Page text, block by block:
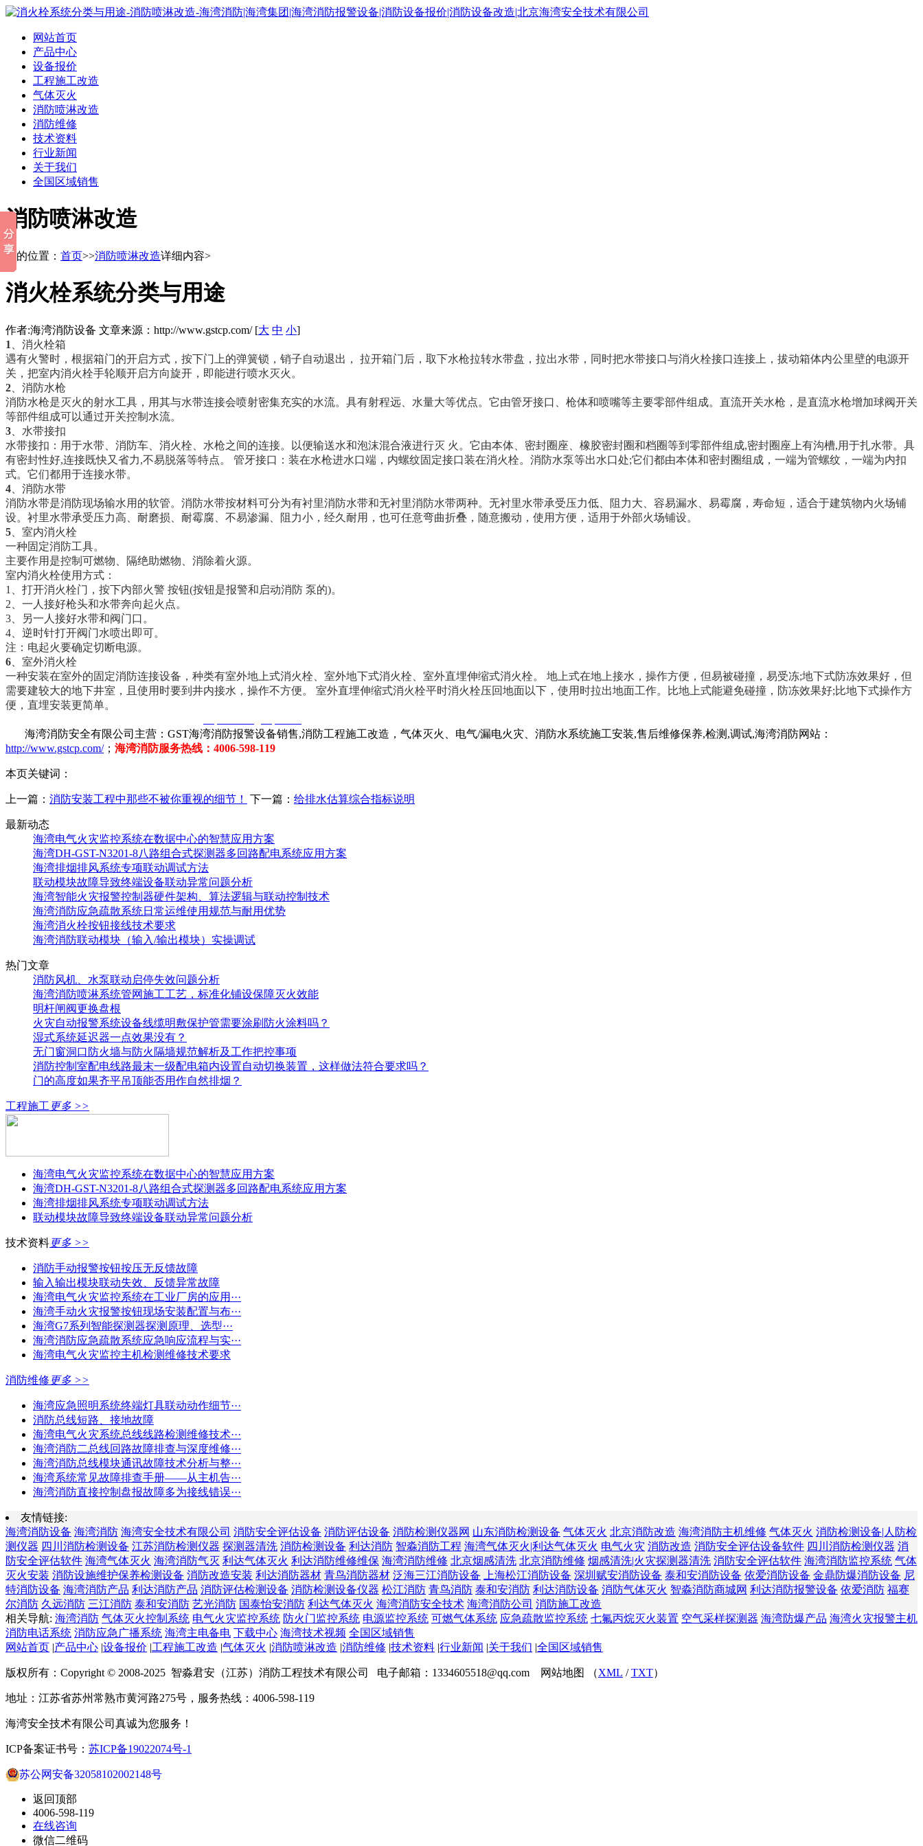
网站首页
产品中心
设备报价
工程施工改造
气体灭火
消防喷淋改造
消防维修
技术资料
行业新闻
关于我们
全国区域销售
消防喷淋改造
您的位置： 首页>>消防喷淋改造详细内容>
消火栓系统分类与用途
作者:海湾消防设备 文章来源：http://www.gstcp.com/ [大 中 小]
1
、消火栓箱
遇有火警时，根据箱门的开启方式，按下门上的弹簧锁，销子自动退出， 拉开箱门后，取下水枪拉转水带盘，拉出水带，同时把水带接口与消火栓接口连接上，拔动箱体内公里壁的电源开
关，把室内消火栓手轮顺开启方向旋开，即能进行喷水灭火。
2 、消防水枪
消防水枪是灭火的射水工具，用其与水带连接会喷射密集充实的水流。具有射程远、水量大等优点。它由管牙接口、枪体和喷嘴等主要零部件组成。直流开关水枪，是直流水枪增加球阀开关
等部件组成可以通过开关控制水流。
3 、水带接扣
水带接扣：用于水带、消防车、消火栓、水枪之间的连接。以便输送水和泡沫混合液进行灭 火。它由本体、密封圈座、橡胶密封圈和档圈等到零部件组成,密封圈座上有沟槽,用于扎水带。具
有密封性好,连接既快又省力,不易脱落等特点。 管牙接口：装在水枪进水口端，内螺纹固定接口装在消火栓。消防水泵等出水口处;它们都由本体和密封圈组成，一端为管螺纹，一端为内扣
式。它们都用于连接水带。
4 、消防水带
消防水带是消防现场输水用的软管。消防水带按材料可分为有衬里消防水带和无衬里消防水带两种。无衬里水带承受压力低、阻力大、容易漏水、易霉腐，寿命短，适合于建筑物内火场铺
设。衬里水带承受压力高、耐磨损、耐霉腐、不易渗漏、阻力小，经久耐用，也可任意弯曲折叠，随意搬动，使用方便，适用于外部火场铺设。
5 、室内消火栓
一种固定消防工具。
主要作用是控制可燃物、隔绝助燃物、消除着火源。
室内消火栓使用方式：
1、打开消火栓门，按下内部火警 按钮(按钮是报警和启动消防 泵的)。
2、一人接好枪头和水带奔向起火点。
3、另一人接好水带和阀门口。
4、逆时针打开阀门水喷出即可。
注：电起火要确定切断电源。
6 、室外消火栓
一种安装在室外的固定消防连接设备，种类有室外地上式消火栓、室外地下式消火栓、室外直埋伸缩式消火栓。 地上式在地上接水，操作方便，但易被碰撞，易受冻;地下式防冻效果好，但
需要建较大的地下井室，且使用时要到井内接水，操作不方便。 室外直埋伸缩式消火栓平时消火栓压回地面以下，使用时拉出地面工作。比地上式能避免碰撞，防冻效果好;比地下式操作方
便，直埋安装更简单。
海湾消防安全有限公司主营：GST海湾消防报警设备销售,消防工程施工改造，气体灭火、电气/漏电火灾、消防水系统施工安装,售后维修保养,检测,调试,海湾消防网站：
http://www.gstcp.com/； 海湾消防服务热线：4006-598-119
本页关键词：
上一篇： 消防安装工程中那些不被你重视的细节！ 下一篇： 给排水估算综合指标说明
最新动态
海湾电气火灾监控系统在数据中心的智慧应用方案
海湾DH-GST-N3201-8八路组合式探测器多回路配电系统应用方案
海湾排烟排风系统专项联动调试方法
联动模块故障导致终端设备联动异常问题分析
海湾智能火灾报警控制器硬件架构、算法逻辑与联动控制技术
海湾消防应急疏散系统日常运维使用规范与耐用优势
海湾消火栓按钮接线技术要求
海湾消防联动模块（输入/输出模块）实操调试
热门文章
消防风机、水泵联动启停失效问题分析
海湾消防喷淋系统管网施工工艺，标准化铺设保障灭火效能
明杆闸阀更换盘根
火灾自动报警系统设备线缆明敷保护管需要涂刷防火涂料吗？
湿式系统延迟器一点效果没有？
无门窗洞口防火墙与防火隔墙规范解析及工作把控事项
消防控制室配电线路最末一级配电箱内设置自动切换装置，这样做法符合要求吗？
门的高度如果齐平吊顶能否用作自然排烟？
工程施工 更多 >>
海湾电气火灾监控系统在数据中心的智慧应用方案
海湾DH-GST-N3201-8八路组合式探测器多回路配电系统应用方案
海湾排烟排风系统专项联动调试方法
联动模块故障导致终端设备联动异常问题分析
技术资料更多 >>
消防手动报警按钮按压无反馈故障
输入输出模块联动失效、反馈异常故障
海湾电气火灾监控系统在工业厂房的应用···
海湾手动火灾报警按钮现场安装配置与布···
海湾G7系列智能探测器探测原理、选型···
海湾消防应急疏散系统应急响应流程与实···
海湾电气火灾监控主机检测维修技术要求
消防维修 更多 >>
海湾应急照明系统终端灯具联动动作细节···
消防总线短路、接地故障
海湾电气火灾系统总线线路检测维修技术···
海湾消防二总线回路故障排查与深度维修···
海湾消防总线模块通讯故障技术分析与整···
海湾系统常见故障排查手册——从主机告···
海湾消防直接控制盘报故障多为接线错误···
友情链接:
海湾消防设备 海湾消防 海湾安全技术有限公司 消防安全评估设备 消防评估设备 消防检测仪器网 山东消防检测设备 气体灭火 北京消防改造 海湾消防主机维修 气体灭火 消防检测设备|人防检
测仪器 四川消防检测设备 江苏消防检测仪器 探测器清洗 消防检测设备 利达消防 智淼消防工程 海湾气体灭火|利达气体灭火 电气火灾 消防改造 消防安全评估设备软件 四川消防检测仪器 消
防安全评估软件 海湾气体灭火 海湾消防气灭 利达气体灭火 利达消防维修维保 海湾消防维修 北京烟感清洗 北京消防维修 烟感清洗|火灾探测器清洗 消防安全评估软件 海湾消防监控系统 气体
灭火安装 消防设施维护保养检测设备 消防改造安装 利达消防器材 青鸟消防器材 泛海三江消防设备 上海松江消防设备 深圳赋安消防设备 泰和安消防设备 依爱消防设备 金鼎防爆消防设备 尼
特消防设备 海湾消防产品 利达消防产品 消防评估检测设备 消防检测设备仪器 松江消防 青鸟消防 泰和安消防 利达消防设备 消防气体灭火 智淼消防商城网 利达消防报警设备 依爱消防 福赛
尔消防 久远消防 三江消防 泰和安消防 艺光消防 国泰怡安消防 利达气体灭火 海湾消防安全技术 海湾消防公司 消防施工改造
相关导航: 海湾消防 气体灭火控制系统 电气火灾监控系统 防火门监控系统 电源监控系统 可燃气体系统 应急疏散监控系统 七氟丙烷灭火装置 空气采样探测器 海湾防爆产品 海湾火灾报警主机
消防电话系统 消防应急广播系统 海湾主电备电 下载中心 海湾技术视频 全国区域销售
网站首页 |产品中心 |设备报价 |工程施工改造 |气体灭火 |消防喷淋改造 |消防维修 |技术资料 |行业新闻 |关于我们 |全国区域销售
版权所有：Copyright © 2008-2025 智淼君安（江苏）消防工程技术有限公司 电子邮箱：1334605518@qq.com 网站地图 （XML /TXT）
地址：江苏省苏州常熟市黄河路275号，服务热线：4006-598-119
海湾安全技术有限公司真诚为您服务！
ICP备案证书号： 苏ICP备19022074号-1
苏公网安备32058102002148号
返回顶部
4006-598-119
在线咨询
微信二维码